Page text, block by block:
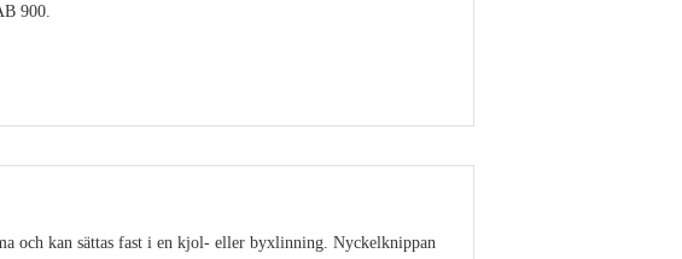
900.
och kan sättas fast i en kjol- eller byxlinning. Nyckelknippan